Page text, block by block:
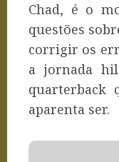
Chad, é o
questões
corrigir os
a jornada
quarterback
aparenta ser.